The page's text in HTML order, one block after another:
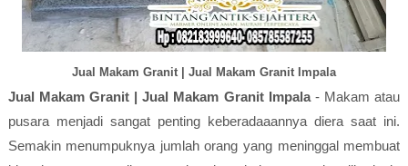
Jual Makam Granit | Jual Makam Granit Impala
Jual Makam Granit | Jual Makam Granit Impala- Makam atau
pusara menjadi sangat penting keberadaaannya diera saat ini.
Semakin menumpuknya jumlah orang yang meninggal membuat